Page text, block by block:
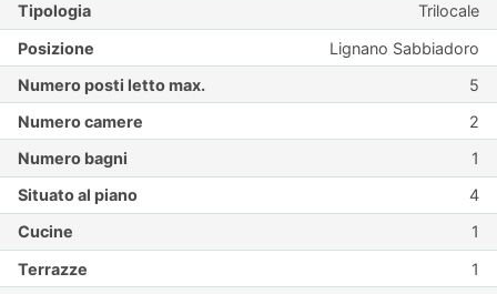
Tipologia
Trilocale
Posizione
Lignano Sabbiadoro
Numero posti letto max.
5
Numero camere
2
Numero bagni
1
Situato al piano
4
Cucine
1
Terrazze
1